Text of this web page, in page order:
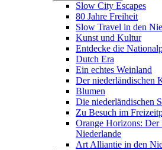
Slow City Escapes
80 Jahre Freiheit
Slow Travel in den
Kunst und Kultur
Entdecke die
Dutch Era
Ein echtes Weinland
Der niederländischen
Blumen
Die niederländischen
Zu Besuch im
Orange Horizons: Der
Niederlande
Art Alliantie in den